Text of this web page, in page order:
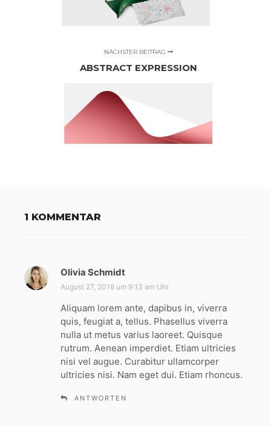
NÄCHSTER BEITRAG
ABSTRACT EXPRESSION
1 KOMMENTAR
Olivia Schmidt
a
t
:
August 27, 2018 um 9:13 am Uhr
Aliquam lorem ante, dapibus in, viverra
quis, feugiat a, tellus. Phasellus viverra
nulla ut metus varius laoreet. Quisque
rutrum. Aenean imperdiet. Etiam ultricies
nisi vel augue. Curabitur ullamcorper
ultricies nisi. Nam eget dui. Etiam rhoncus.
ANTWORTEN